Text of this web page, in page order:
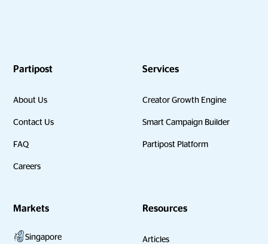
Partipost
About Us
Contact Us
FAQ
Careers
Services
Creator Growth Engine
Smart Campaign Builder
Partipost Platform
Markets
Singapore
Resources
Articles